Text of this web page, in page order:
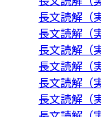
長文読解（
長文読解（
長文読解（
長文読解（
長文読解（
長文読解（